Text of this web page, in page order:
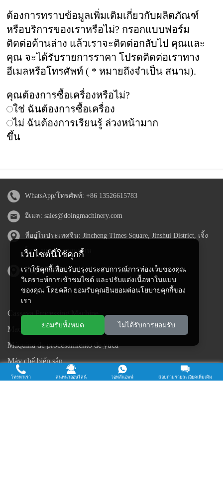
ต้องการทราบข้อมูลเพิ่มเติมเกี่ยวกับผลิตภัณฑ์
หรือบริการของเราหรือไม่? กรอกแบบฟอร์ม
ติดต่อด้านล่าง แล้วเราจะติดต่อกลับไป คุณและ
คุณ จะได้รับรายการราคา โปรดติดต่อเราทาง
อีเมลหรือโทรศัพท์ ( * หมายถึงจำเป็น สนาม).
คุณต้องการซื้อเครื่องหรือไม่?
ใช่ ฉันต้องการซื้อเครื่อง
ไม่ ฉันต้องการเรียนรู้ ล่วงหน้ามาก
ขึ้น
WhatsApp/โทรศัพท์: +86 13526615783
อีเมล: sales@doingmachinery.com
ที่อยู่ในประเทศจีน: Jincheng Times Square, Jinshui District, เจิ้ง
โจว, มณฑลเหอหนาน
ที่อยู่ในไนจีเรีย: Ogun State, ไนจีเรีย
Cassava Processing Machine
Machine De Traitement Du Manioc
Máquina de procesamiento de yuca
Máy chế biến sắn
Mesin pengolah singkong
เว็บไซต์นี้ใช้คุกกี้
เราใช้คุกกี้เพื่อปรับปรุงประสบการณ์การท่องเว็บของคุณ
วิเคราะห์การเข้าชมไซต์ และปรับแต่งเนื้อหาในแบบ
ของคุณ โดยคลิก ยอมรับคุณยินยอมต่อนโยบายคุกกี้ของ
เรา
ยอมรับทั้งหมด ไม่ได้รับการยอมรับ
โทรหาเรา สนทนาออนไลน์ วอทส์แอพพ์ สอบถามรายละเอียดเพิ่มเติม